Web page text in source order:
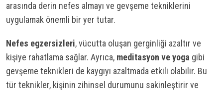
arasında derin nefes almayı ve gevşeme tekniklerini
uygulamak önemli bir yer tutar.
Nefes egzersizleri, vücutta oluşan gerginliği azaltır ve
kişiye rahatlama sağlar. Ayrıca, meditasyon ve yoga gibi
gevşeme teknikleri de kaygıyı azaltmada etkili olabilir. Bu
tür teknikler, kişinin zihinsel durumunu sakinleştirir ve